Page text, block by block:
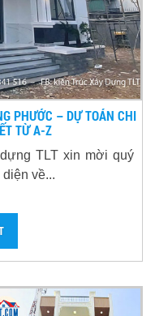
PHƯỚC – DỰ TOÁN CHI
TỪ A-Z
TLT xin mời quý
về...